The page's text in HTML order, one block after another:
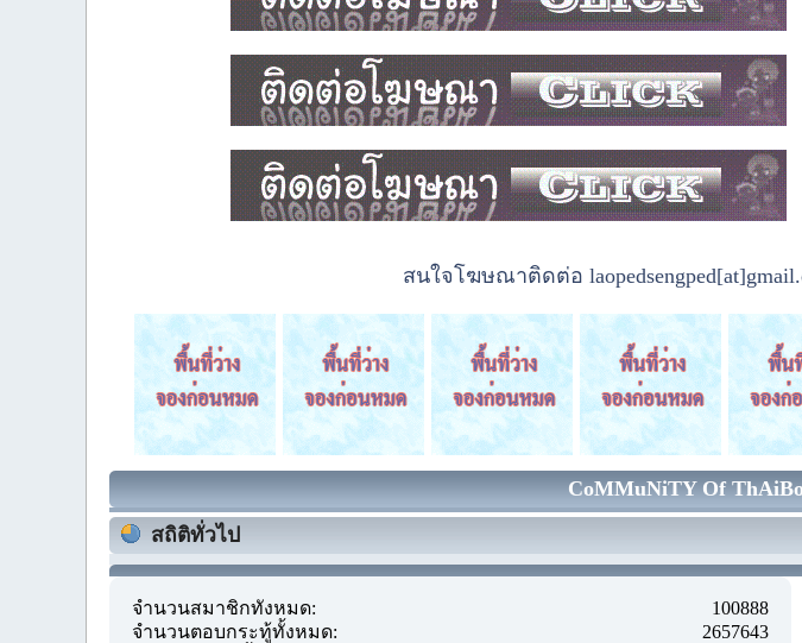
สนใจโฆษณาติดต่อ
CoMMuNiTY Of
สถิติทั่วไป
จำนวนสมาชิกทั้งหมด:
100888
จำนวนตอบกระทู้ทั้งหมด:
2657643